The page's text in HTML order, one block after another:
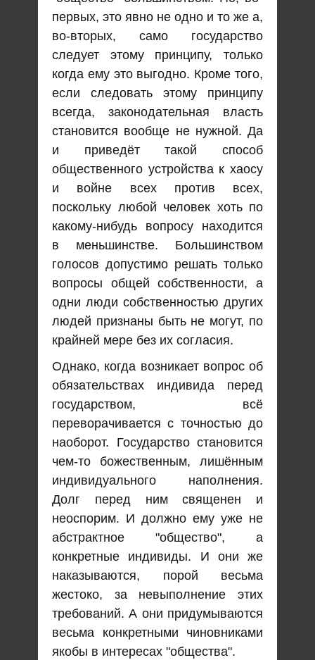
первых, это явно не одно и то же а,
во-вторых, само государство
следует этому принципу, только
когда ему это выгодно. Кроме того,
если следовать этому принципу
всегда, законодательная власть
становится вообще не нужной. Да
и приведёт такой способ
общественного устройства к хаосу
и войне всех против всех,
поскольку любой человек хоть по
какому-нибудь вопросу находится
в меньшинстве. Большинством
голосов допустимо решать только
вопросы общей собственности, а
одни люди собственностью других
людей признаны быть не могут, по
крайней мере без их согласия.
Однако, когда возникает вопрос об
обязательствах индивида перед
государством, всё
переворачивается с точностью до
наоборот. Государство становится
чем-то божественным, лишённым
индивидуального наполнения.
Долг перед ним священен и
неоспорим. И должно ему уже не
абстрактное "общество", а
конкретные индивиды. И они же
наказываются, порой весьма
жестоко, за невыполнение этих
требований. А они придумываются
весьма конкретными чиновниками
якобы в интересах "общества".